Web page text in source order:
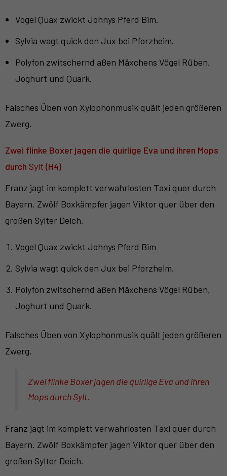
Vogel Quax zwickt Johnys Pferd Bim.
Sylvia wagt quick den Jux bei Pforzheim.
Polyfon zwitschernd aßen Mäxchens Vögel Rüben,
Joghurt und Quark.
Falsches Üben von Xylophonmusik quält jeden größeren
Zwerg.
Zwei flinke Boxer jagen die quirlige Eva und ihren Mops
durch Sylt (H4)
Franz jagt im komplett verwahrlosten Taxi quer durch
Bayern. Zwölf Boxkämpfer jagen Viktor quer über den
großen Sylter Deich.
Vogel Quax zwickt Johnys Pferd Bim
Sylvia wagt quick den Jux bei Pforzheim.
Polyfon zwitschernd aßen Mäxchens Vögel Rüben,
Joghurt und Quark.
Falsches Üben von Xylophonmusik quält jeden größeren
Zwerg.
Zwei flinke Boxer jagen die quirlige Eva und ihren
Mops durchSylt.
Franz jagt im komplett verwahrlosten Taxi quer durch
Bayern. Zwölf Boxkämpfer jagen Viktor quer über den
großen Sylter Deich.